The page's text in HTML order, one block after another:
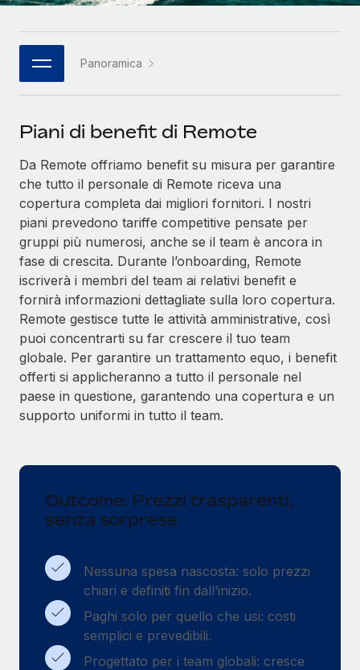
한국어
中文（简体）
Panoramica
Piani di benefit di Remote
Da Remote offriamo benefit su misura per garantire
che tutto il personale di Remote riceva una
copertura completa dai migliori fornitori. I nostri
piani prevedono tariffe competitive pensate per
gruppi più numerosi, anche se il team è ancora in
fase di crescita. Durante l’onboarding, Remote
iscriverà i membri del team ai relativi benefit e
fornirà informazioni dettagliate sulla loro copertura.
Remote gestisce tutte le attività amministrative, così
puoi concentrarti su far crescere il tuo team
globale. Per garantire un trattamento equo, i benefit
offerti si applicheranno a tutto il personale nel
paese in questione, garantendo una copertura e un
supporto uniformi in tutto il team.
Outcome: Prezzi trasparenti,
senza sorprese
Nessuna spesa nascosta: solo prezzi
chiari e definiti fin dall’inizio.
Paghi solo per quello che usi: costi
semplici e prevedibili.
Progettato per i team globali: cresce